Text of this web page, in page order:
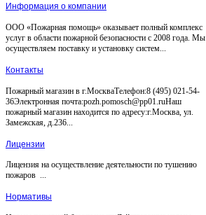
Информация о компании
ООО «Пожарная помощь» оказывает полный комплекс
услуг в области пожарной безопасности с 2008 года. Мы
осуществляем поставку и установку систем...
Контакты
Пожарный магазин в г.МоскваТелефон:8 (495) 021-54-
36Электронная почта:pozh.pomosch@pp01.ruНаш
пожарный магазин находится по адресу:г.Москва, ул.
Замежская, д.236...
Лицензии
Лицензия на осуществление деятельности по тушению
пожаров ...
Нормативы